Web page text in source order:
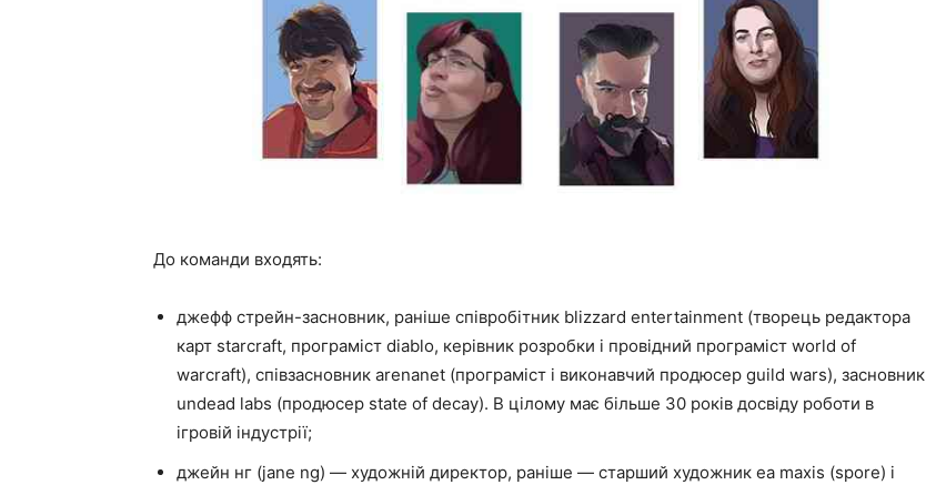
До команди входять:
джефф стрейн-засновник, раніше співробітник blizzard entertainment (творець редактора
карт starcraft, програміст diablo, керівник розробки і провідний програміст world of
warcraft), співзасновник arenanet (програміст і виконавчий продюсер guild wars), засновник
undead labs (продюсер state of decay). В цілому має більше 30 років досвіду роботи в
ігровій індустрії;
джейн нг (jane ng) — художній директор, раніше — старший художник ea maxis (spore) і